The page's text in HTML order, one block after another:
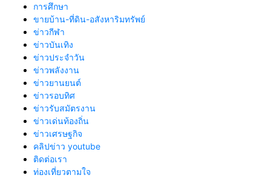
การศึกษา
ขายบ้าน-ที่ดิน-อสังหาริมทรัพย์
ข่าวกีฬา
ข่าวบันเทิง
ข่าวประจำวัน
ข่าวพลังงาน
ข่าวยานยนต์
ข่าวรอบทิศ
ข่าวรับสมัตรงาน
ข่าวเด่นท้องถิ่น
ข่าวเศรษฐกิจ
คลิปข่าว youtube
ติดต่อเรา
ท่องเที่ยวตามใจ